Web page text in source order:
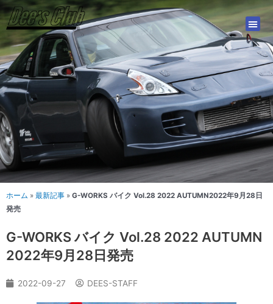
内
容
を
ス
キ
ッ
プ
ホーム » 最新記事 » G-WORKS バイク Vol.28 2022 AUTUMN2022年9月28日
発売
G-WORKS バイク Vol.28 2022 AUTUMN
2022年9月28日発売
2022-09-27 DEES-STAFF